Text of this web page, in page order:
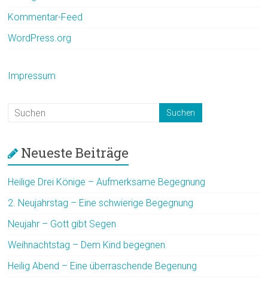
Kommentar-Feed
WordPress.org
Impressum
Neueste Beiträge
Heilige Drei Könige – Aufmerksame Begegnung
2. Neujahrstag – Eine schwierige Begegnung
Neujahr – Gott gibt Segen
Weihnachtstag – Dem Kind begegnen
Heilig Abend – Eine überraschende Begenung